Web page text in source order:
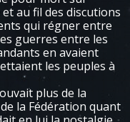
au fil des discutions
qui régner entre
guerres entre les
en avaient
les peuples à
plus de la
la Fédération quant